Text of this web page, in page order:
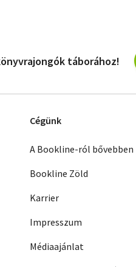
táborához!
Cégünk
A Bookline-ról bővebben
Bookline Zöld
Karrier
Impresszum
Médiaajánlat